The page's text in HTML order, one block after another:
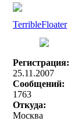
TerribleFloater
Регистрация:
25.11.2007
Сообщений:
1763
Откуда:
Москва